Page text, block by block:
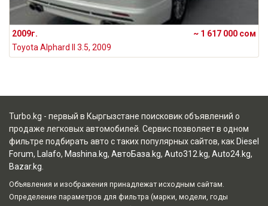
2009г.
~ 1 617 000 сом
Toyota Alphard II 3.5, 2009
Turbo.kg - первый в Кыргызстане поисковик объявлений о
продаже легковых автомобилей. Сервис позволяет в одном
фильтре подбирать авто с таких популярных сайтов, как Diesel
Forum, Lalafo, Mashina.kg, АвтоБаза.kg, Auto312.kg, Auto24.kg,
Bazar.kg
Объявления и изображения принадлежат исходным сайтам.
Определение параметров для фильтра (марки, модели, годы